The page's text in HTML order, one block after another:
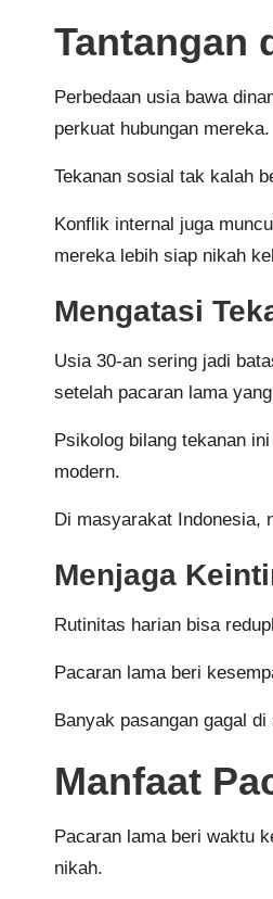
Tantangan
Perbedaan usia bawa
perkuat hubungan mereka.
Tekanan sosial tak kalah
Konflik internal juga
mereka lebih siap nikah
Mengatasi
Usia 30-an sering jadi
setelah pacaran lama
Psikolog bilang tekanan
modern.
Di masyarakat Indonesia,
Menjaga
Rutinitas harian bisa
Pacaran lama beri
Banyak pasangan gagal
Manfaat
Pacaran lama beri waktu
nikah.